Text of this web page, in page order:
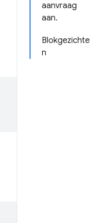
aanvraag
aan.
Blokgezichte
n